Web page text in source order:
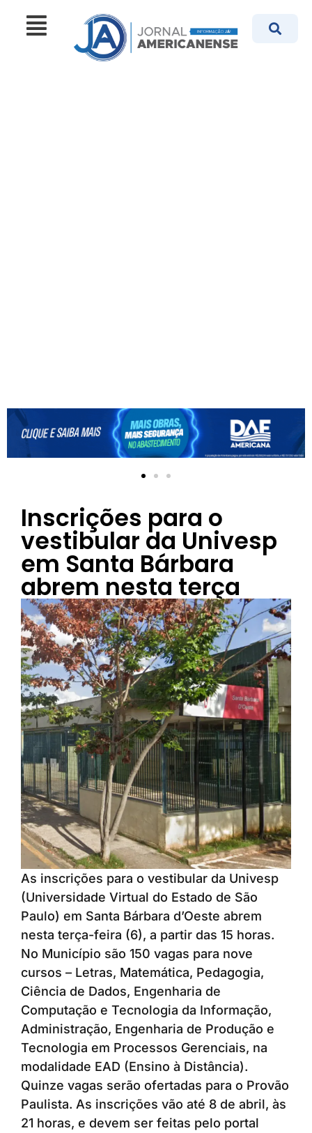
Inscrições para o
vestibular da Univesp
em Santa Bárbara
abrem nesta terça
As inscrições para o vestibular da Univesp
(Universidade Virtual do Estado de São
Paulo) em Santa Bárbara d’Oeste abrem
nesta terça-feira (6), a partir das 15 horas.
No Município são 150 vagas para nove
cursos – Letras, Matemática, Pedagogia,
Ciência de Dados, Engenharia de
Computação e Tecnologia da Informação,
Administração, Engenharia de Produção e
Tecnologia em Processos Gerenciais, na
modalidade EAD (Ensino à Distância).
Quinze vagas serão ofertadas para o Provão
Paulista. As inscrições vão até 8 de abril, às
21 horas, e devem ser feitas pelo portal